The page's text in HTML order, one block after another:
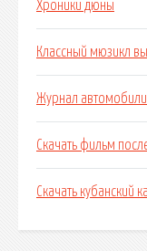
Хроники дюны
Классный мюзикл
Журнал
Скачать фильм
Скачать кубанский